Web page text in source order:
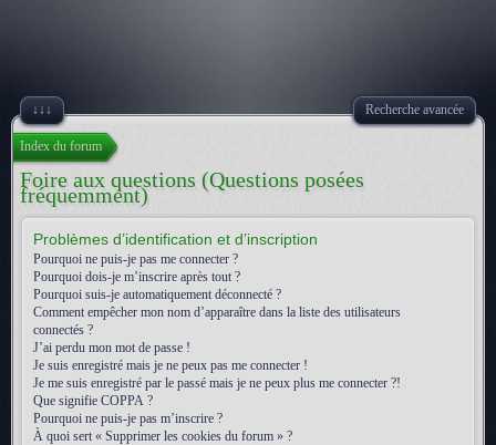
↓↓↓ Recherche avancée
Index du forum
Foire aux questions (Questions posées
fréquemment)
Problèmes d’identification et d’inscription
Pourquoi ne puis-je pas me connecter ?
Pourquoi dois-je m’inscrire après tout ?
Pourquoi suis-je automatiquement déconnecté ?
Comment empêcher mon nom d’apparaître dans la liste des utilisateurs
connectés ?
J’ai perdu mon mot de passe !
Je suis enregistré mais je ne peux pas me connecter !
Je me suis enregistré par le passé mais je ne peux plus me connecter ?!
Que signifie COPPA ?
Pourquoi ne puis-je pas m’inscrire ?
À quoi sert « Supprimer les cookies du forum » ?